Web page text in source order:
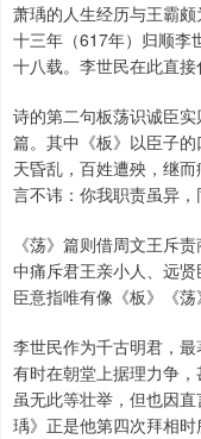
萧瑀的人生经历与王霸
十三年（617年）归顺李
十八载。李世民在此直接
诗的第二句板荡识诚臣
篇。其中《板》以臣子
天昏乱，百姓遭殃，继
言不讳：你我职责虽异，
《荡》篇则借周文王斥
中痛斥君王亲小人、远
臣意指唯有像《板》《荡
李世民作为千古明君，
有时在朝堂上据理力争
虽无此等壮举，但也因
瑀》正是他第四次拜相时